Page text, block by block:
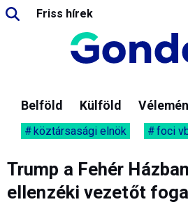
Friss hírek
Belföld Külföld
köztársasági elnök foci
Trump a Fehér
ellenzéki vezetőt